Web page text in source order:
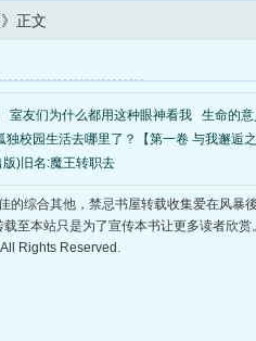
正文
室友们为什么都用这种眼神看我 生命的意
独校园生活去哪里了？【第一卷 与我邂逅之
)旧名:魔王转职去
的综合其他，禁忌书屋转载收集爱在风暴後
至本站只是为了宣传本书让更多读者欣赏。
Rights Reserved.